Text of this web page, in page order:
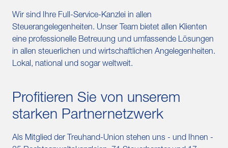
Wir sind Ihre Full-Service-Kanzlei in allen
Steuerangelegenheiten. Unser Team bietet allen Klienten
eine professionelle Betreuung und umfassende Lösungen
in allen steuerlichen und wirtschaftlichen Angelegenheiten.
Lokal, national und sogar weltweit.
Profitieren Sie von unserem
starken Partnernetzwerk
Als Mitglied der Treuhand-Union stehen uns - und Ihnen -